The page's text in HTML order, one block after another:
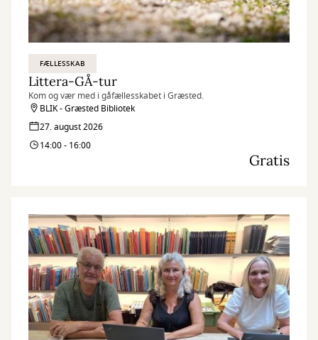
FÆLLESSKAB
Littera-GÅ-tur
Kom og vær med i gåfællesskabet i Græsted.
BLIK - Græsted Bibliotek
27. august 2026
14:00 - 16:00
Gratis